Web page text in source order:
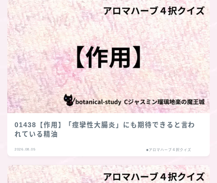
01438【作用】「痙攣性大腸炎」にも期待できると言わ
れている精油
2026.08.05 ■アロマハーブ４択クイズ